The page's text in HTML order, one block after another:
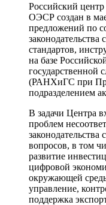
Российский центр
ОЭСР создан в
предложений по
законодательства
стандартов,
на базе
государственной
(РАНХиГС при
подразделением
В задачи Центра
проблем
вопросов, в том
развитие
цифровой
окружающей
управление,
поддержка